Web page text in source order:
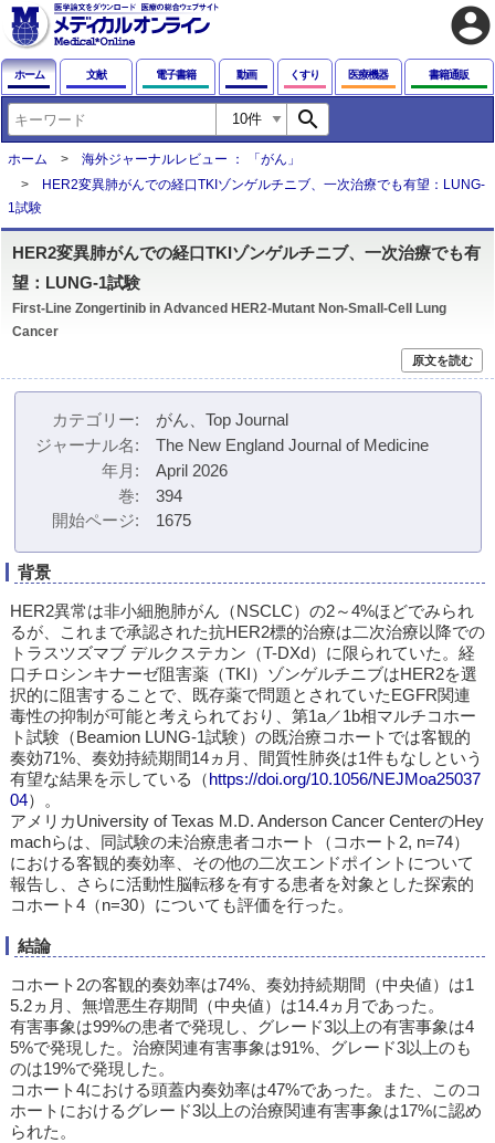
account_circle
ホーム 文献 電子書籍 動画 くすり 医療機器 書籍通販
search
ホーム
海外ジャーナルレビュー ： 「がん」
HER2変異肺がんでの経口TKIゾンゲルチニブ、一次治療でも有望：LUNG-
1試験
HER2変異肺がんでの経口TKIゾンゲルチニブ、一次治療でも有
望：LUNG-1試験
First-Line Zongertinib in Advanced HER2-Mutant Non-Small-Cell Lung
Cancer
原文を読む
カテゴリー
がん、Top Journal
ジャーナル名
The New England Journal of Medicine
年月
April 2026
巻
394
開始ページ
1675
背景
HER2異常は非小細胞肺がん（NSCLC）の2～4%ほどでみられ
るが、これまで承認された抗HER2標的治療は二次治療以降での
トラスツズマブ デルクステカン（T-DXd）に限られていた。経
口チロシンキナーゼ阻害薬（TKI）ゾンゲルチニブはHER2を選
択的に阻害することで、既存薬で問題とされていたEGFR関連
毒性の抑制が可能と考えられており、第1a／1b相マルチコホー
ト試験（Beamion LUNG-1試験）の既治療コホートでは客観的
奏効71%、奏効持続期間14ヵ月、間質性肺炎は1件もなしという
有望な結果を示している（https://doi.org/10.1056/NEJMoa25037
04）。
アメリカUniversity of Texas M.D. Anderson Cancer CenterのHey
machらは、同試験の未治療患者コホート（コホート2, n=74）
における客観的奏効率、その他の二次エンドポイントについて
報告し、さらに活動性脳転移を有する患者を対象とした探索的
コホート4（n=30）についても評価を行った。
結論
コホート2の客観的奏効率は74%、奏効持続期間（中央値）は1
5.2ヵ月、無増悪生存期間（中央値）は14.4ヵ月であった。
有害事象は99%の患者で発現し、グレード3以上の有害事象は4
5%で発現した。治療関連有害事象は91%、グレード3以上のも
のは19%で発現した。
コホート4における頭蓋内奏効率は47%であった。また、このコ
ホートにおけるグレード3以上の治療関連有害事象は17%に認め
られた。